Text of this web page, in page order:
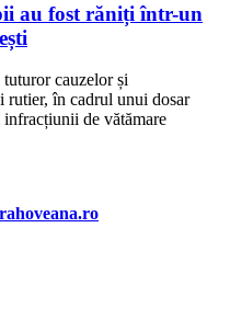
au fost răniți într-un
cauzelor și
rutier,în cadrul unui dosar
de vătămare